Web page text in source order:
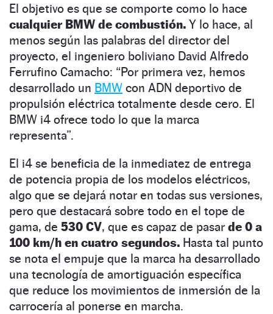
El objetivo es que se comporte como lo hace
cualquier BMW de combustión. Y lo hace, al
menos según las palabras del director del
proyecto, el ingeniero boliviano David Alfredo
Ferrufino Camacho: “Por primera vez, hemos
desarrollado un BMW con ADN deportivo de
propulsión eléctrica totalmente desde cero. El
BMW i4 ofrece todo lo que la marca
representa”.
El i4 se beneficia de la inmediatez de entrega
de potencia propia de los modelos eléctricos,
algo que se dejará notar en todas sus versiones,
pero que destacará sobre todo en el tope de
gama, de 530 CV, que es capaz de pasar de 0 a
100 km/h en cuatro segundos. Hasta tal punto
se nota el empuje que la marca ha desarrollado
una tecnología de amortiguación específica
que reduce los movimientos de inmersión de la
carrocería al ponerse en marcha.